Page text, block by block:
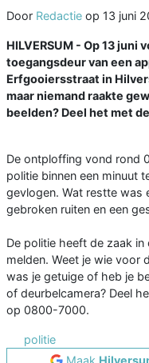
Door Redactie op 13 juni
HILVERSUM - Op 13 juni
toegangsdeur van een
Erfgooiersstraat in
maar niemand raakte
beelden? Deel het met
De ontploffing vond rond
politie binnen een minuut
gevlogen. Wat restte was
gebroken ruiten en een
De politie heeft de zaak
melden. Weet je wie voor
was je getuige of heb je
of deurbelcamera? Deel
op 0800-7000.
politie
Maak